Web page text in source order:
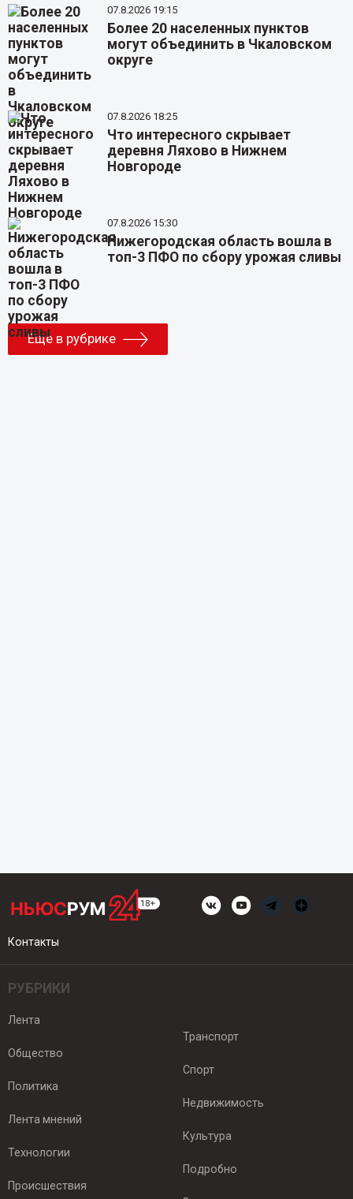
07.8.2026 19:15
Более 20 населенных пунктов
могут объединить в Чкаловском
округе
07.8.2026 18:25
Что интересного скрывает
деревня Ляхово в Нижнем
Новгороде
07.8.2026 15:30
Нижегородская область вошла в
топ-3 ПФО по сбору урожая сливы
Еще в рубрике
Контакты
РУБРИКИ
Лента
Общество
Политика
Лента мнений
Технологии
Происшествия
Транспорт
Спорт
Недвижимость
Культура
Подробно